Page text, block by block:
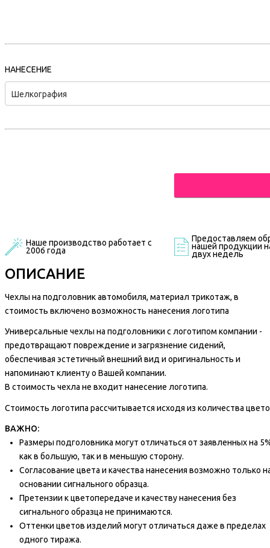
НАНЕСЕНИЕ
Шелкография
Наше производство работает с
2006 года
Предоставляем
нашей продукции
двух недель
ОПИСАНИЕ
Чехлы на подголовник автомобиля, материал трикотаж, в
стоимость включено возможность нанесения логотипа
Универсальные чехлы на подголовники с логотипом компании -
предотвращают повреждение и загрязнение сидений,
обеспечивая эстетичный внешний вид и оригинальность и
напоминают клиенту о Вашей компании.
В стоимость чехла не входит нанесение логотипа.
Стоимость логотипа рассчитывается исходя из количества
ВАЖНО:
Размеры подголовника могут отличаться от заявленных на
как в большую, так и в меньшую сторону.
Согласование цвета и качества нанесения возможно только
основании сигнального образца.
Претензии к цветопередаче и качеству нанесения без
сигнального образца не принимаются.
Оттенки цветов изделий могут отличаться даже в пределах
одного тиража.